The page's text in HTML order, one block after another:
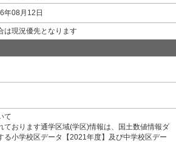
年08月12日
は現況優先となります
て
ております通学区域(学区)情報は、国土数値情報ダ
る小学校区データ【2021年度】及び中学校区デー